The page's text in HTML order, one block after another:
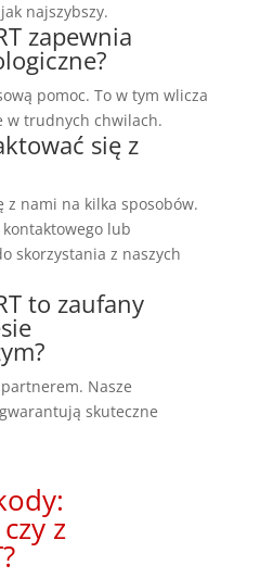
najszybszy.
zapewnia
pomoc. To w tym wlicza
w trudnych chwilach.
się z
z nami na kilka sposobów.
lub
skorzystania z naszych
to zaufany
Nasze
skuteczne
z